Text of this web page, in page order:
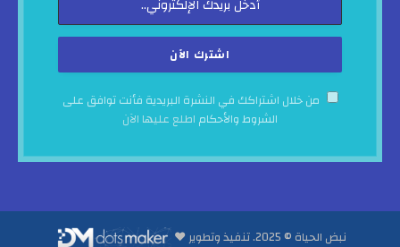
من خلال اشتراكك في النشرة البريدية فأنت توافق على
الشروط والأحكام اطلع عليها الآن
نبض الحياة © 2025. تنفيذ وتطوير ♥